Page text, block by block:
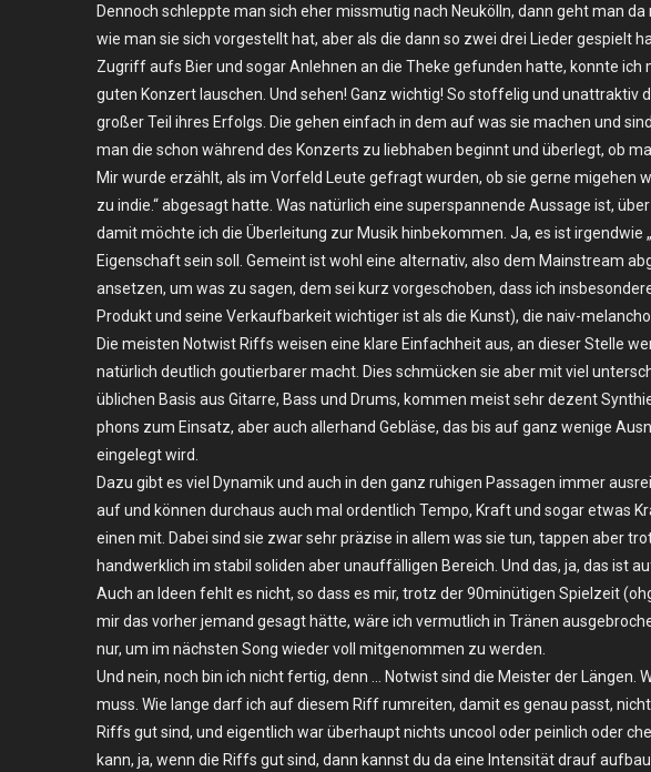
Dennoch schleppte man sich eher missmutig nach Neukölln, dann geht man
wie man sie sich vorgestellt hat, aber als die dann so zwei drei Lieder gespielt
Zugriff aufs Bier und sogar Anlehnen an die Theke gefunden hatte, konnte
guten Konzert lauschen. Und sehen! Ganz wichtig! So stoffelig und
großer Teil ihres Erfolgs. Die gehen einfach in dem auf was sie machen und
man die schon während des Konzerts zu liebhaben beginnt und überlegt, ob
Mir wurde erzählt, als im Vorfeld Leute gefragt wurden, ob sie gerne migehen
zu indie.“ abgesagt hatte. Was natürlich eine superspannende Aussage ist,
damit möchte ich die Überleitung zur Musik hinbekommen. Ja, es ist irgendwie
Eigenschaft sein soll. Gemeint ist wohl eine alternativ, also dem Mainstream
ansetzen, um was zu sagen, dem sei kurz vorgeschoben, dass ich
Produkt und seine Verkaufbarkeit wichtiger ist als die Kunst), die naiv-
Die meisten Notwist Riffs weisen eine klare Einfachheit aus, an dieser Stelle
natürlich deutlich goutierbarer macht. Dies schmücken sie aber mit viel
üblichen Basis aus Gitarre, Bass und Drums, kommen meist sehr dezent
phons zum Einsatz, aber auch allerhand Gebläse, das bis auf ganz wenige
eingelegt wird.
Dazu gibt es viel Dynamik und auch in den ganz ruhigen Passagen immer
auf und können durchaus auch mal ordentlich Tempo, Kraft und sogar etwas
einen mit. Dabei sind sie zwar sehr präzise in allem was sie tun, tappen aber
handwerklich im stabil soliden aber unauffälligen Bereich. Und das, ja, das ist
Auch an Ideen fehlt es nicht, so dass es mir, trotz der 90minütigen Spielzeit
mir das vorher jemand gesagt hätte, wäre ich vermutlich in Tränen
nur, um im nächsten Song wieder voll mitgenommen zu werden.
Und nein, noch bin ich nicht fertig, denn … Notwist sind die Meister der Längen.
muss. Wie lange darf ich auf diesem Riff rumreiten, damit es genau passt,
Riffs gut sind, und eigentlich war überhaupt nichts uncool oder peinlich oder
kann, ja, wenn die Riffs gut sind, dann kannst du da eine Intensität drauf